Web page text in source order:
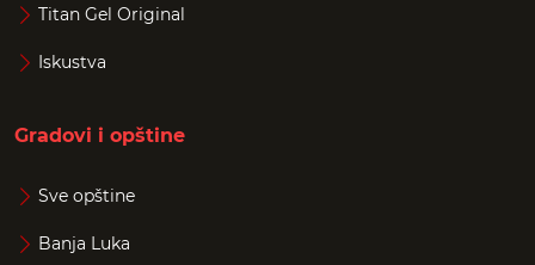
Titan Gel Original
Iskustva
Gradovi i opštine
Sve opštine
Banja Luka